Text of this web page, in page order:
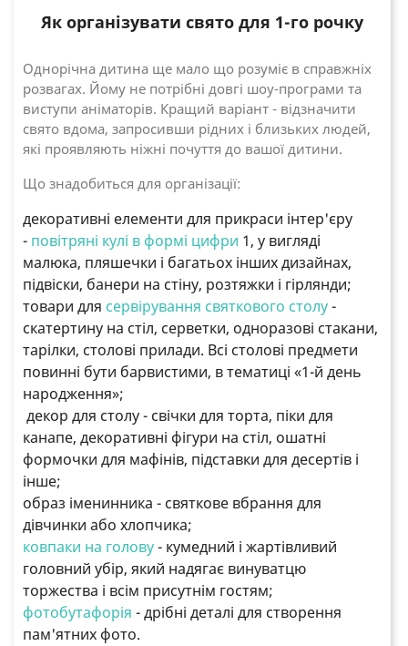
Як організувати свято для 1-го рочку
Однорічна дитина ще мало що розуміє в справжніх
розвагах. Йому не потрібні довгі шоу-програми та
виступи аніматорів. Кращий варіант - відзначити
свято вдома, запросивши рідних і близьких людей,
які проявляють ніжні почуття до вашої дитини.
Що знадобиться для організації:
декоративні елементи для прикраси інтер'єру
- повітряні кулі в формі цифри 1, у вигляді
малюка, пляшечки і багатьох інших дизайнах,
підвіски, банери на стіну, розтяжки і гірлянди;
товари для сервірування святкового столу-
скатертину на стіл, серветки, одноразові стакани,
тарілки, столові прилади. Всі столові предмети
повинні бути барвистими, в тематиці «1-й день
народження»;
декор для столу - свічки для торта, піки для
канапе, декоративні фігури на стіл, ошатні
формочки для мафінів, підставки для десертів і
інше;
образ іменинника - святкове вбрання для
дівчинки або хлопчика;
ковпаки на голову- кумедний і жартівливий
головний убір, який надягає винуватцю
торжества і всім присутнім гостям;
фотобутафорія - дрібні деталі для створення
пам'ятних фото.